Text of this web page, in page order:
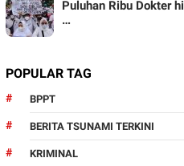
Puluhan Ribu Dokter
…
POPULAR TAG
BPPT
BERITA TSUNAMI TERKINI
KRIMINAL